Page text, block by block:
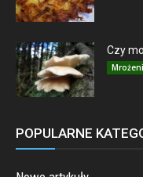
Czy
POPULARNE